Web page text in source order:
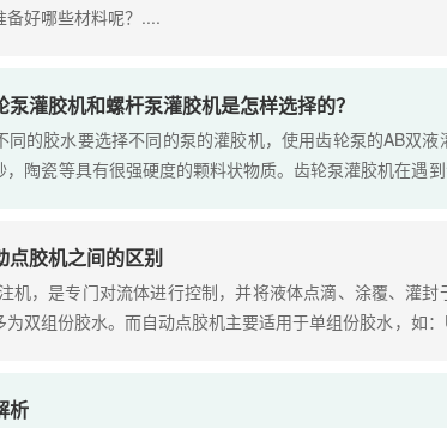
备好哪些材料呢？....
灌胶机和螺杆泵灌胶机是怎样选择的？
同的胶水要选择不同的泵的灌胶机，使用齿轮泵的AB双
陶瓷等具有很强硬度的颗料状物质。齿轮泵灌胶机在遇
点胶机之间的区别
机，是专门对流体进行控制，并将液体点滴、涂覆、灌
双组份胶水。而自动点胶机主要适用于单组份胶水，如
析